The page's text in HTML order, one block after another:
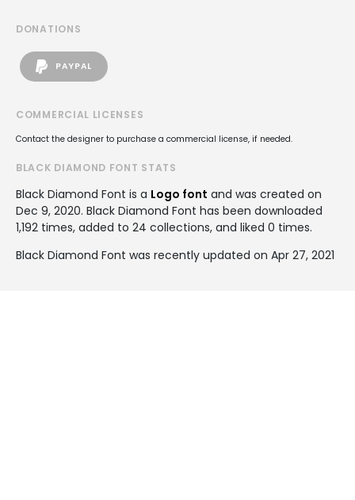
DONATIONS
PAYPAL
COMMERCIAL LICENSES
Contact the designer to purchase a commercial license, if needed.
BLACK DIAMOND FONT STATS
Black Diamond Font is a Logo font and was created on
Dec 9, 2020. Black Diamond Font has been downloaded
1,192 times, added to 24 collections, and liked 0 times.
Black Diamond Font was recently updated on Apr 27, 2021